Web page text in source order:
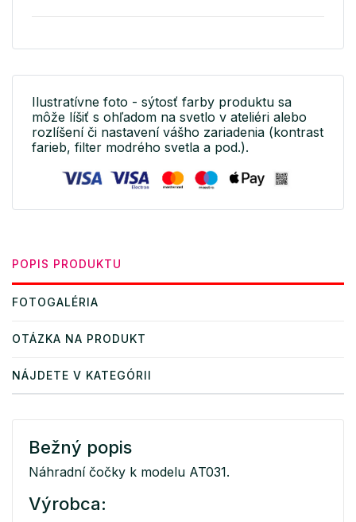
Ilustratívne foto - sýtosť farby produktu sa
môže líšiť s ohľadom na svetlo v ateliéri alebo
rozlíšení či nastavení vášho zariadenia (kontrast
farieb, filter modrého svetla a pod.).
POPIS PRODUKTU
FOTOGALÉRIA
OTÁZKA NA PRODUKT
NÁJDETE V KATEGÓRII
Bežný popis
Náhradní čočky k modelu AT031.
Výrobca: